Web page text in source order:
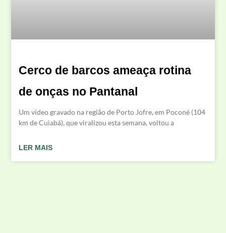
Cerco de barcos ameaça rotina
de onças no Pantanal
Um vídeo gravado na região de Porto Jofre, em Poconé (104
km de Cuiabá), que viralizou esta semana, voltou a
LER MAIS